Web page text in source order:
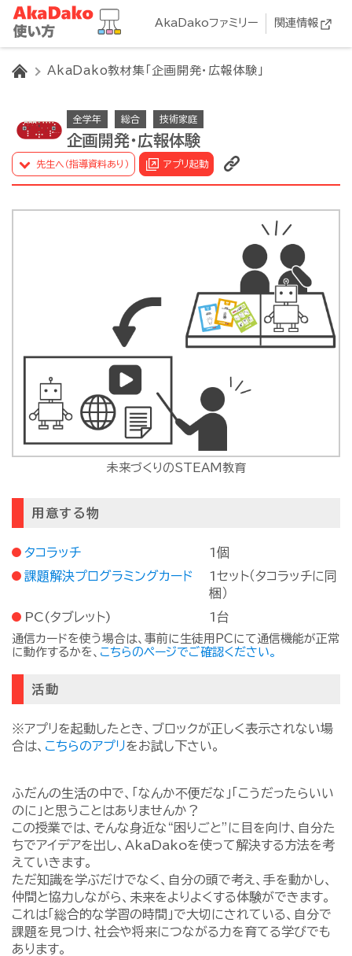
AkaDakoファミリー 関連情報
HOME
AkaDako教材集「企画開発・広報体験」
全学年 総合 技術家庭
企画開発・広報体験
先生へ（指導資料あり） アプリ起動
未来づくりのSTEAM教育
用意する物
タコラッチ
1個
課題解決プログラミングカード
1セット（タコラッチに同
梱）
PC(タブレット)
1台
通信カードを使う場合は、事前に生徒用PCにて通信機能が正常
に動作するかを、 こちらのページでご確認ください。
活動
※アプリを起動したとき、ブロックが正しく表示されない場
合は、 こちらのアプリをお試し下さい。
ふだんの生活の中で、「なんか不便だな」「こうだったらいい
のに」と思うことはありませんか？
この授業では、そんな身近な“困りごと”に目を向け、自分た
ちでアイデアを出し、AkaDakoを使って解決する方法を考
えていきます。
ただ知識を学ぶだけでなく、自分の頭で考え、手を動かし、
仲間と協力しながら、未来をよりよくする体験ができます。
これは「総合的な学習の時間」で大切にされている、自分で
課題を見つけ、社会や将来につながる力を育てる学びでも
あります。